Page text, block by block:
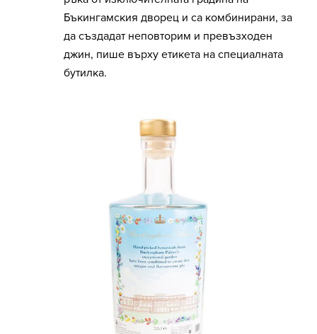
Бъкингамския дворец и са комбинирани, за
да създадат неповторим и превъзходен
джин, пише върху етикета на специалната
бутилка.